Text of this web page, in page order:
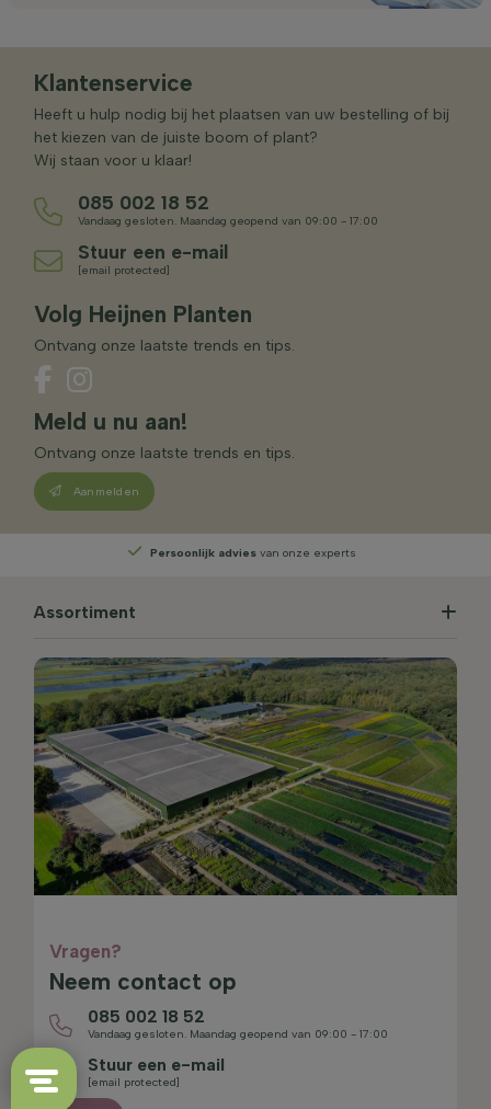
Klantenservice
Heeft u hulp nodig bij het plaatsen van uw bestelling of bij
het kiezen van de juiste boom of plant?
Wij staan voor u klaar!
085 002 18 52
Vandaag gesloten. Maandag geopend van 09:00 - 17:00
Stuur een e-mail
[email protected]
Volg Heijnen Planten
Ontvang onze laatste trends en tips.
Meld u nu aan!
Ontvang onze laatste trends en tips.
Aanmelden
Persoonlijk advies van onze experts
Assortiment
Vragen?
Neem contact op
085 002 18 52
Vandaag gesloten. Maandag geopend van 09:00 - 17:00
Stuur een e-mail
[email protected]